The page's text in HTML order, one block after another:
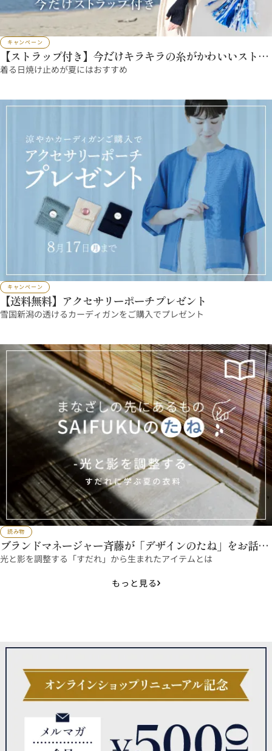
キャンペーン
【ストラップ付き】今だけキラキラの糸がかわいいストラ
ップをプレゼント！
着る日焼け止めが夏にはおすすめ
キャンペーン
【送料無料】アクセサリーポーチプレゼント
雪国新潟の透けるカーディガンをご購入でプレゼント
読み物
ブランドマネージャー斉藤が「デザインのたね」をお話し
ます
光と影を調整する「すだれ」から生まれたアイテムとは
もっと見る